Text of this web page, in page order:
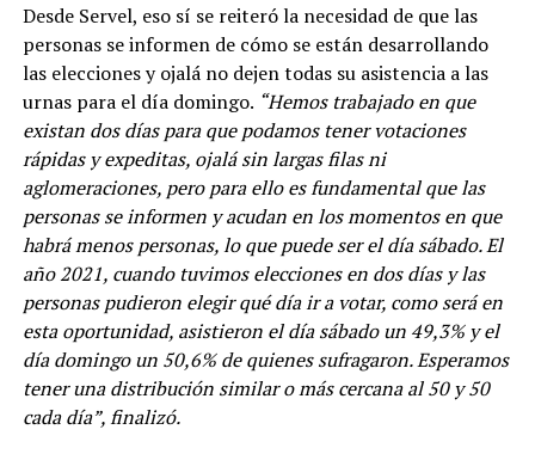
Desde Servel, eso sí se reiteró la necesidad de que las
personas se informen de cómo se están desarrollando
las elecciones y ojalá no dejen todas su asistencia a las
urnas para el día domingo. “Hemos trabajado en que
existan dos días para que podamos tener votaciones
rápidas y expeditas, ojalá sin largas filas ni
aglomeraciones, pero para ello es fundamental que las
personas se informen y acudan en los momentos en que
habrá menos personas, lo que puede ser el día sábado. El
año 2021, cuando tuvimos elecciones en dos días y las
personas pudieron elegir qué día ir a votar, como será en
esta oportunidad, asistieron el día sábado un 49,3% y el
día domingo un 50,6% de quienes sufragaron. Esperamos
tener una distribución similar o más cercana al 50 y 50
cada día”, finalizó.